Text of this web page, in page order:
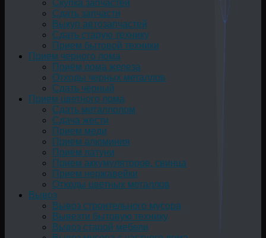
Скупка запчастей
Сдать запчасти
Выкуп автозапчастей
Сдать старую технику
Прием бытовой техники
Прием черного лома
Приём лома железа
Отходы черных металлов
Сдать чёрный
Прием цветного лома
Сдать металлолом
Сдача жести
Прием меди
Прием алюминия
Прием латуни
Прием аккумуляторов, свинца
Прием нержавейки
Отходы цветных металлов
Вывоз
Вывоз строительного мусора
Вывезти бытовую технику
Вывоз старой мебели